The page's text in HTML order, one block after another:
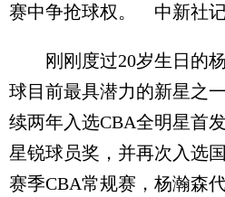
赛中争抢球权。 中新社
刚刚度过20岁生日的杨
球目前最具潜力的新星之
续两年入选CBA全明星首
星锐球员奖，并再次入选
赛季CBA常规赛，杨瀚森